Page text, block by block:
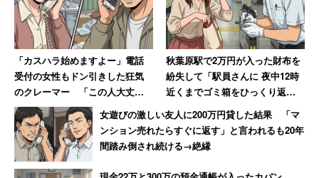
「カスハラ始めますよー」電話
受付の女性もドン引きした狂気
のクレーマー 「この人大丈夫
か」と絶句
秋葉原駅で2万円が入った財布を
紛失して「駅員さんに 夜中12時
近くまでゴミ箱をひっくり返し
てもらいました」 30年後も忘
れられない話
女遊びの激しい友人に200万円貸した結果 「マ
ンション売れたらすぐに返す」と言われるも20年
間踏み倒され続ける→絶縁